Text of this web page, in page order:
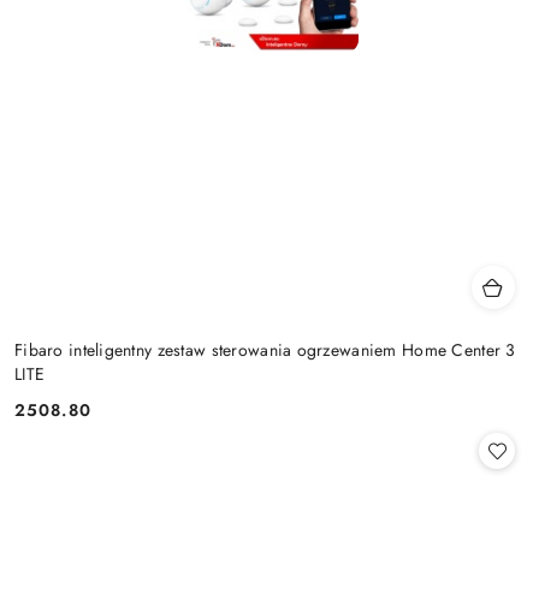
Fibaro inteligentny zestaw sterowania ogrzewaniem Home Center 3
LITE
Cena:
2508.80